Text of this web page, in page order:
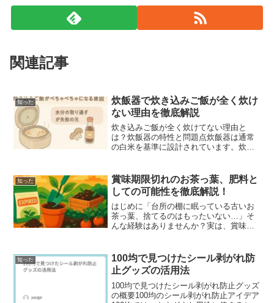
関連記事
知った
炊飯器で炊き込みご飯が全く炊け
ない理由を徹底解説
炊き込みご飯が全く炊けてない理由と
は？炊飯器の特性と問題点炊飯器は通常
の白米を基準に設計されています。炊き
失敗する原因と特徴炊き上がっていない
場合、水が残っていたり、米...
知った
賞味期限切れのお茶っ葉、肥料と
しての可能性を徹底解説！
はじめに「台所の棚に眠っている古いお
茶っ葉、捨てるのはもったいない…」そ
んな経験はありませんか？実は、賞味期
お茶っ葉の保存性や成分変化をはじめ、
家庭菜園への活用法やその...
知った
100均で見つけたシール剥がれ防
止グッズの活用法
100均で見つけたシール剥がれ防止グッズ
の概要100均のシール剥がれ防止アイデア